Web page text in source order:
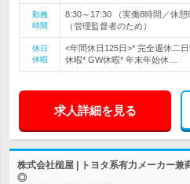
勤務
時間
8:30～17:30 （実働8時間／休
（管理監督者のため）
休日
休暇
<年間休日125日>* 完全週休二
休暇* GW休暇* 年末年始休…
求人詳細を見る
株式会社槌屋 | トヨタ系有力メーカー兼
◎